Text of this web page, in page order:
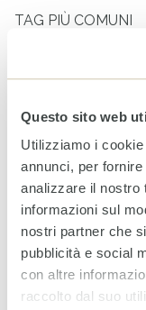
Questo sito web
Utilizziamo i
annunci, per
analizzare il nostro
informazioni sul
nostri partner che
pubblicità e social
con altre
raccolto dal suo
TAG PIÙ COMUNI
OSPEDALE DA
VOLLEY BERGAMO
ARCHIVIO
Luglio 2026
Giugno 2026
Maggio 2026